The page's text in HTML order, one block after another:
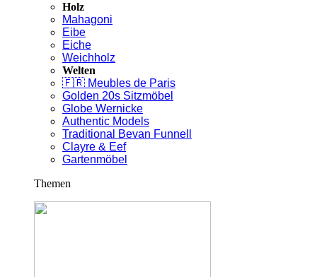
Holz
Mahagoni
Eibe
Eiche
Weichholz
Welten
🇫🇷 Meubles de Paris
Golden 20s Sitzmöbel
Globe Wernicke
Authentic Models
Traditional Bevan Funnell
Clayre & Eef
Gartenmöbel
Themen